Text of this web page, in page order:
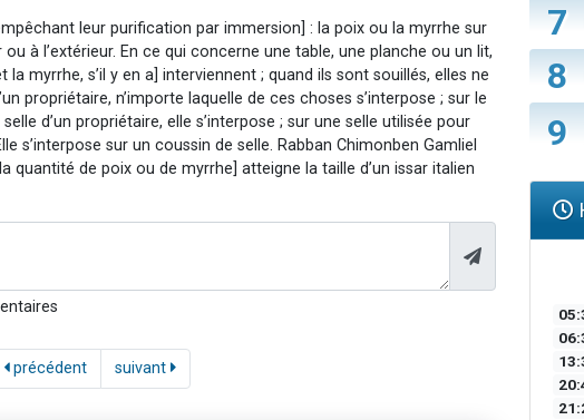
leur purification par immersion] : la poix ou la myrrhe sur
à l’extérieur. En ce qui concerne une table, une planche ou un lit,
myrrhe, s’il y en a] interviennent ; quand ils sont souillés, elles ne
propriétaire, n’importe laquelle de ces choses s’interpose ; sur le
d’un propriétaire, elle s’interpose ; sur une selle utilisée pour
s’interpose sur un coussin de selle. Rabban Chimonben Gamliel
quantité de poix ou de myrrhe] atteigne la taille d’un issar italien
précédent suivant
7
8
9